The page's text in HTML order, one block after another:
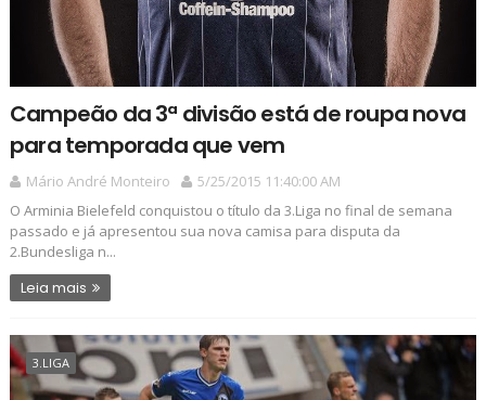
Campeão da 3ª divisão está de roupa nova
para temporada que vem
Mário André Monteiro
5/25/2015 11:40:00 AM
O Arminia Bielefeld conquistou o título da 3.Liga no final de semana
passado e já apresentou sua nova camisa para disputa da
2.Bundesliga n...
Leia mais
3.LIGA